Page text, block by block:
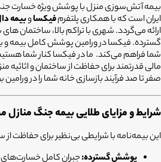
بیمه آتش‌سوزی منزل با پوشش ویژه خسارت
ایران است که با همکاری پلتفرمفیکساوبیمه
ارائه می‌گردد. شهری با تراکم بالا، ساختمان
گسترده. فیکسا در ورامین پوشش کامل بیمه و
شما فراهم می‌کند. ما در فیکسا کنار شما
مالی قدرتمند برای حفاظت از ساختمان و اثاثیه
صفر تا صد فرآیند بازسازی خانه شما را در
شرایط و مزایای طلایی بیمه جنگ
این بیمه‌نامه با شرایطی بی‌نظیر برای حفاظت
پوشش گسترده:جبران کامل خسارت‌های